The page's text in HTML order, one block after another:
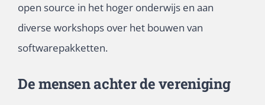
open source in het hoger onderwijs en aan
diverse workshops over het bouwen van
softwarepakketten.
De mensen achter de vereniging